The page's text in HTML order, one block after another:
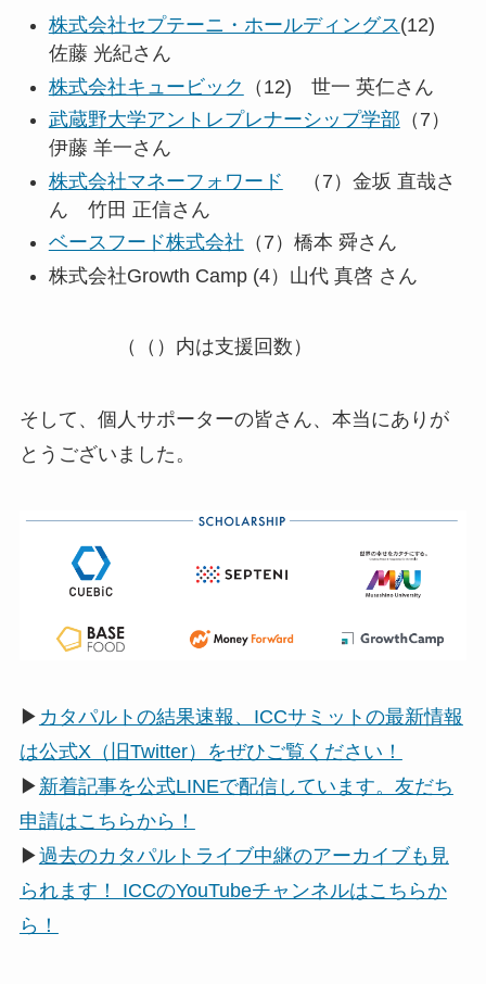
株式会社セプテーニ・ホールディングス(12)
佐藤 光紀さん
株式会社キュービック
（12) 世一 英仁さん
武蔵野大学アントレプレナーシップ学部 （7）
伊藤 羊一さん
株式会社マネーフォワード （7）金坂 直哉さ
ん 竹田 正信さん
ベースフード株式会社 （7）橋本 舜さん
株式会社Growth Camp (4）山代 真啓 さん
（（）内は支援回数）
そして、個人サポーターの皆さん、本当にありが
とうございました。
▶ カタパルトの結果速報、ICCサミットの最新情報
は公式X（旧Twitter）をぜひご覧ください！
▶ 新着記事を公式LINEで配信しています。友だち
申請はこちらから！
▶過去のカタパルトライブ中継のアーカイブも見
られます！ ICCのYouTubeチャンネルはこちらか
ら！